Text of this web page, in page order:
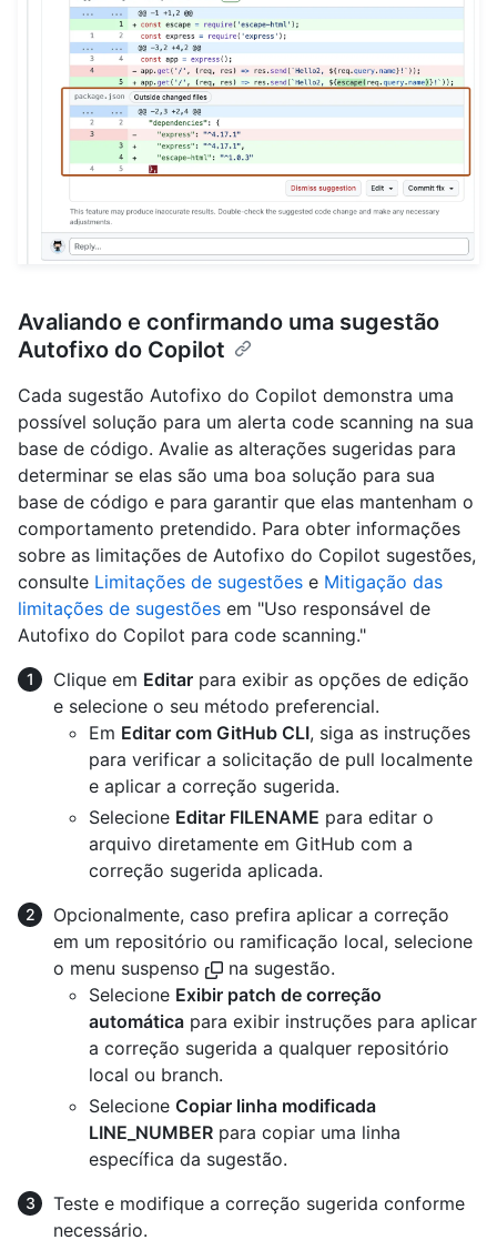
Avaliando e confirmando uma sugestão
Autofixo do Copilot
Cada sugestão Autofixo do Copilot demonstra uma
possível solução para um alerta code scanning na sua
base de código. Avalie as alterações sugeridas para
determinar se elas são uma boa solução para sua
base de código e para garantir que elas mantenham o
comportamento pretendido. Para obter informações
sobre as limitações de Autofixo do Copilot sugestões,
consulte Limitações de sugestões e Mitigação das
limitações de sugestões em "Uso responsável de
Autofixo do Copilot para code scanning."
Clique em Editar para exibir as opções de edição
e selecione o seu método preferencial.
Em Editar com GitHub CLI, siga as instruções
para verificar a solicitação de pull localmente
e aplicar a correção sugerida.
Selecione Editar FILENAME para editar o
arquivo diretamente em GitHub com a
correção sugerida aplicada.
Opcionalmente, caso prefira aplicar a correção
em um repositório ou ramificação local, selecione
o menu suspenso
na sugestão.
Selecione Exibir patch de correção
automática para exibir instruções para aplicar
a correção sugerida a qualquer repositório
local ou branch.
Selecione Copiar linha modificada
LINE_NUMBER para copiar uma linha
específica da sugestão.
Teste e modifique a correção sugerida conforme
necessário.